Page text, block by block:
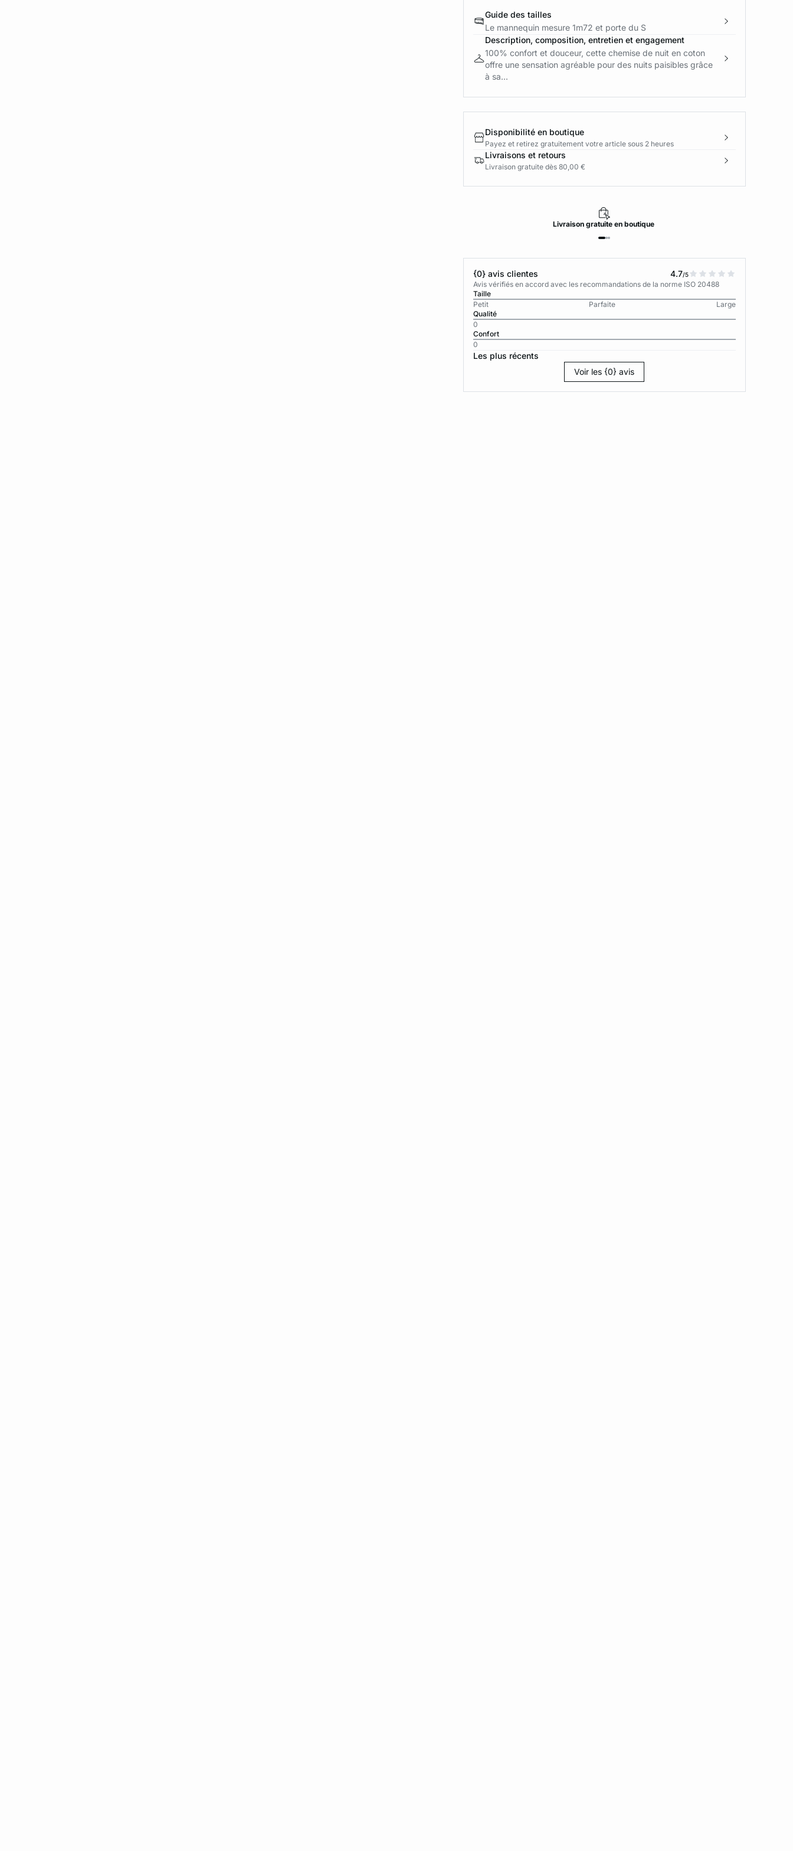
Guide des tailles
Le mannequin mesure 1m72 et porte du S
Description, composition, entretien et engagement
100% confort et douceur, cette chemise de nuit en coton
offre une sensation agréable pour des nuits paisibles grâce
à sa...
Disponibilité en boutique
Payez et retirez gratuitement votre article sous 2 heures
Livraisons et retours
Livraison gratuite dès 80,00 €
Livraison gratuite en boutique
{0} avis clientes 4.7/5
Avis vérifiés en accord avec les recommandations de la norme ISO 20488
Taille
Petit
Parfaite
Large
Qualité
0
Confort
0
Les plus récents
Voir les {0} avis